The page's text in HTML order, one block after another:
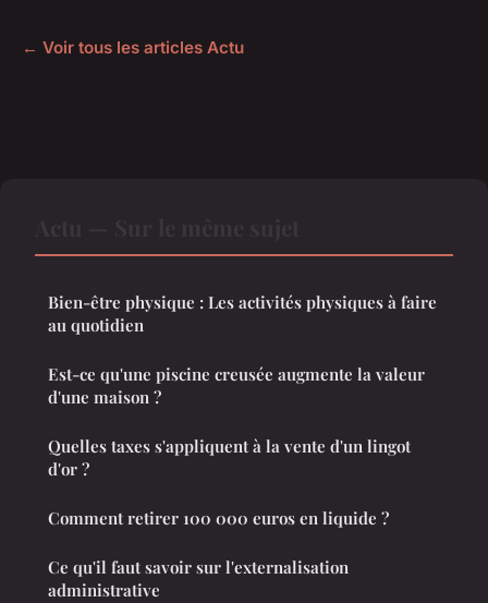
← Voir tous les articles Actu
Bien-être physique : Les activités physiques à faire
au quotidien
Est-ce qu'une piscine creusée augmente la valeur
d'une maison ?
Quelles taxes s'appliquent à la vente d'un lingot
d'or ?
Comment retirer 100 000 euros en liquide ?
Ce qu'il faut savoir sur l'externalisation
administrative